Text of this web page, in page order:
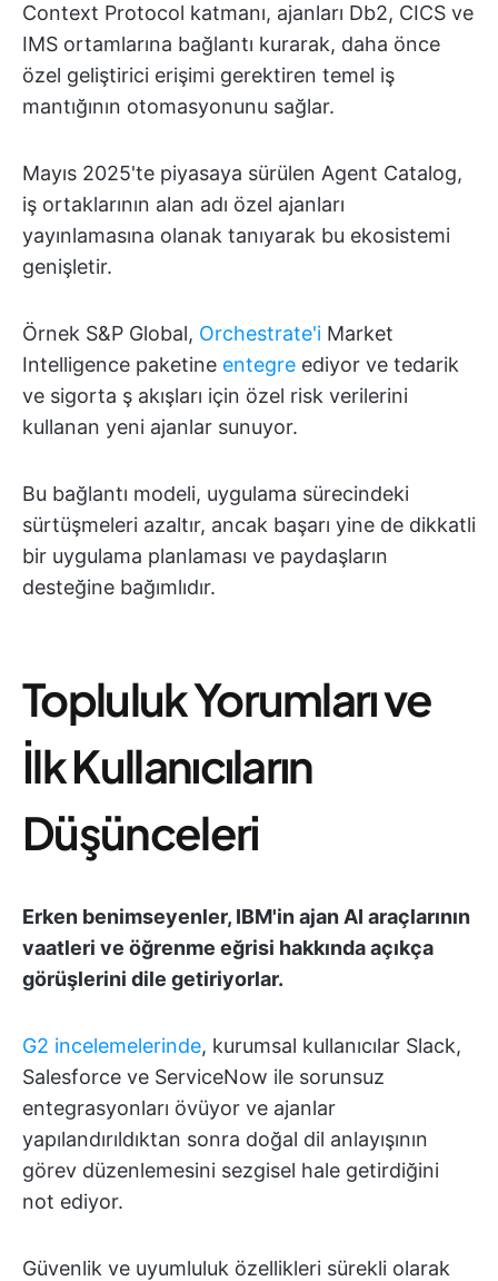
Context Protocol katmanı, ajanları Db2, CICS ve
IMS ortamlarına bağlantı kurarak, daha önce
özel geliştirici erişimi gerektiren temel iş
mantığının otomasyonunu sağlar.
Mayıs 2025'te piyasaya sürülen Agent Catalog,
iş ortaklarının alan adı özel ajanları
yayınlamasına olanak tanıyarak bu ekosistemi
genişletir.
Örnek S&P Global, Orchestrate'i Market
Intelligence paketine entegre ediyor ve tedarik
ve sigorta ş akışları için özel risk verilerini
kullanan yeni ajanlar sunuyor.
Bu bağlantı modeli, uygulama sürecindeki
sürtüşmeleri azaltır, ancak başarı yine de dikkatli
bir uygulama planlaması ve paydaşların
desteğine bağımlıdır.
Topluluk Yorumları ve
İlk Kullanıcıların
Düşünceleri
Erken benimseyenler, IBM'in ajan AI araçlarının
vaatleri ve öğrenme eğrisi hakkında açıkça
görüşlerini dile getiriyorlar.
G2 incelemelerinde, kurumsal kullanıcılar Slack,
Salesforce ve ServiceNow ile sorunsuz
entegrasyonları övüyor ve ajanlar
yapılandırıldıktan sonra doğal dil anlayışının
görev düzenlemesini sezgisel hale getirdiğini
not ediyor.
Güvenlik ve uyumluluk özellikleri sürekli olarak